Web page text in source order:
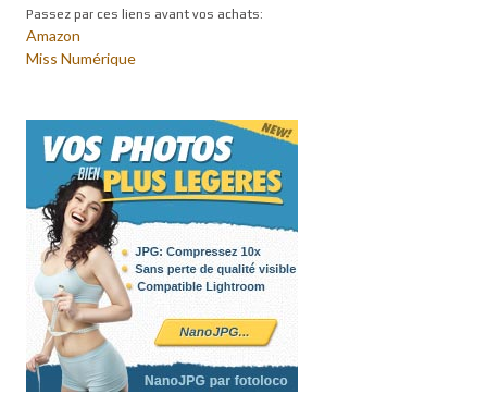
Passez par ces liens avant vos achats:
Amazon
Miss Numérique